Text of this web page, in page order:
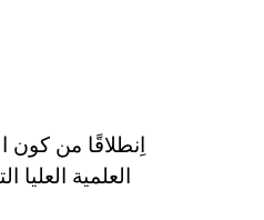
اِنطلاقًا من كون
العلمية